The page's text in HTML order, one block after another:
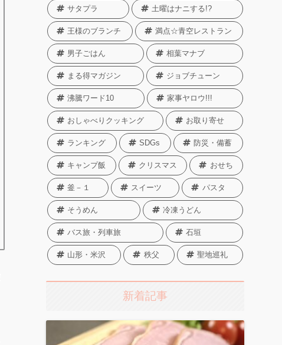
サタプラ 土曜はナニする!?
王様のブランチ 満点☆青空レストラン
男子ごはん 相葉マナブ
まる得マガジン ジョブチューン
沸騰ワード10 家事ヤロウ!!!
おしゃべりクッキング お取り寄せ
ランキング SDGs 防災・備蓄
キャンプ飯 クリスマス おせち
釜－１ スイーツ パスタ
そうめん 冷凍うどん
バス旅・列車旅 石垣
山形・米沢 秩父 聖地巡礼
新着記事